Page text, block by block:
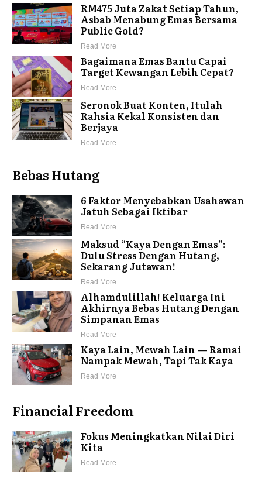
RM475 Juta Zakat Setiap Tahun,
Asbab Menabung Emas Bersama
Public Gold?
Read More
Bagaimana Emas Bantu Capai
Target Kewangan Lebih Cepat?
Read More
Seronok Buat Konten, Itulah
Rahsia Kekal Konsisten dan
Berjaya
Read More
Bebas Hutang
6 Faktor Menyebabkan Usahawan
Jatuh Sebagai Iktibar
Read More
Maksud “Kaya Dengan Emas”:
Dulu Stress Dengan Hutang,
Sekarang Jutawan!
Read More
Alhamdulillah! Keluarga Ini
Akhirnya Bebas Hutang Dengan
Simpanan Emas
Read More
Kaya Lain, Mewah Lain — Ramai
Nampak Mewah, Tapi Tak Kaya
Read More
Financial Freedom
Fokus Meningkatkan Nilai Diri
Kita
Read More